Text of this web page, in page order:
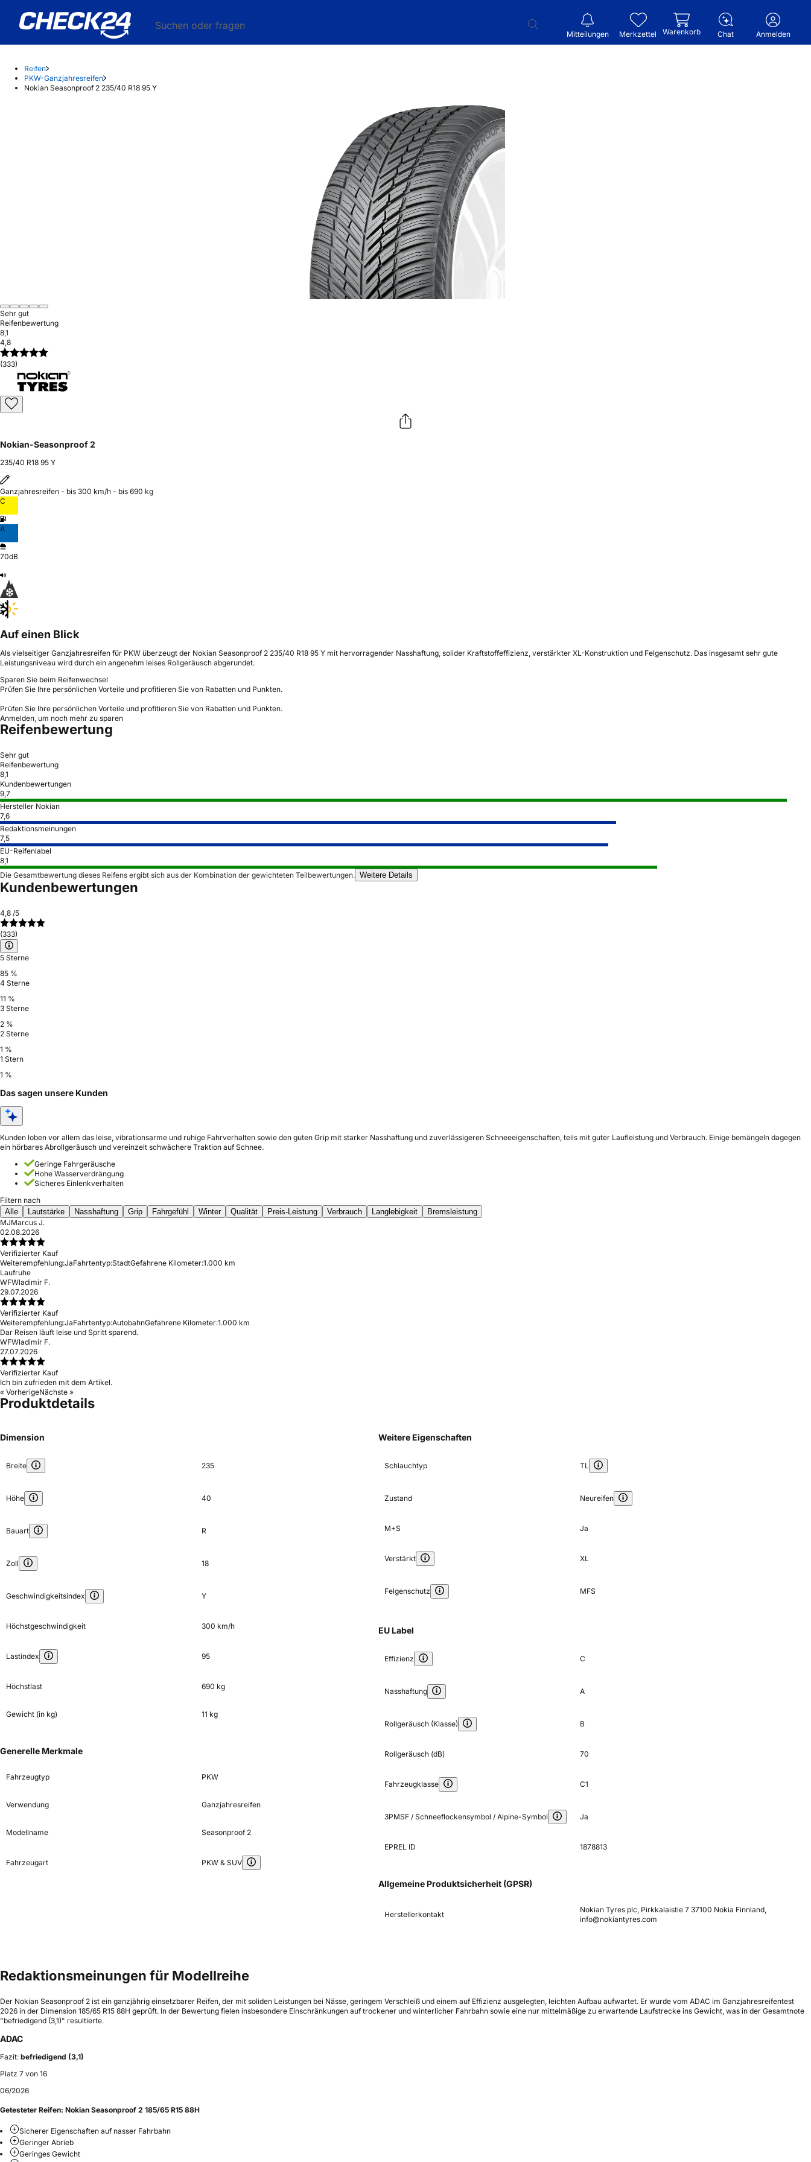
Suchen oder fragen
Mitteilungen Merkzettel Warenkorb Chat Anmelden
Reifen
PKW-Ganzjahresreifen
Nokian Seasonproof 2 235/40 R18 95 Y
Sehr gut
Reifenbewertung
8,1
4,8
(333)
Nokian-Seasonproof 2
235/40 R18 95 Y
Ganzjahresreifen - bis 300 km/h - bis 690 kg
C
A
70dB
Auf einen Blick
Als vielseitiger Ganzjahresreifen für PKW überzeugt der Nokian Seasonproof 2 235/40 R18 95 Y mit hervorragender Nasshaftung, solider Kraftstoffeffizienz, verstärkter XL-Konstruktion und Felgenschutz. Das insgesamt sehr gute
Leistungsniveau wird durch ein angenehm leises Rollgeräusch abgerundet.
Sparen Sie beim Reifenwechsel
Prüfen Sie Ihre persönlichen Vorteile und profitieren Sie von Rabatten und Punkten.
Prüfen Sie Ihre persönlichen Vorteile und profitieren Sie von Rabatten und Punkten.
Anmelden, um noch mehr zu sparen
Reifenbewertung
Sehr gut
Reifenbewertung
8,1
Kundenbewertungen
9,7
Hersteller Nokian
7,6
Redaktionsmeinungen
7,5
EU-Reifenlabel
8,1
Die Gesamtbewertung dieses Reifens ergibt sich aus der Kombination der gewichteten Teilbewertungen. Weitere Details
Kundenbewertungen
4,8 /5
(333)
5 Sterne
85 %
4 Sterne
11 %
3 Sterne
2 %
2 Sterne
1 %
1 Stern
1 %
Das sagen unsere Kunden
Kunden loben vor allem das leise, vibrationsarme und ruhige Fahrverhalten sowie den guten Grip mit starker Nasshaftung und zuverlässigeren Schneeeigenschaften, teils mit guter Laufleistung und Verbrauch. Einige bemängeln dagegen
ein hörbares Abrollgeräusch und vereinzelt schwächere Traktion auf Schnee.
Geringe Fahrgeräusche
Hohe Wasserverdrängung
Sicheres Einlenkverhalten
Filtern nach
Alle
Lautstärke Nasshaftung Grip Fahrgefühl Winter Qualität Preis-Leistung Verbrauch Langlebigkeit
Bremsleistung
MJMarcus J.
02.08.2026
Verifizierter Kauf
Weiterempfehlung:JaFahrtentyp:StadtGefahrene Kilometer:1.000 km
Laufruhe
WFWladimir F.
29.07.2026
Verifizierter Kauf
Weiterempfehlung:JaFahrtentyp:AutobahnGefahrene Kilometer:1.000 km
Dar Reisen läuft leise und Spritt sparend.
WFWladimir F.
27.07.2026
Verifizierter Kauf
Ich bin zufrieden mit dem Artikel.
« VorherigeNächste »
Produktdetails
Dimension
Breite 235
Höhe 40
Bauart R
Zoll 18
Geschwindigkeitsindex Y
Höchstgeschwindigkeit 300 km/h
Lastindex 95
Höchstlast 690 kg
Gewicht (in kg) 11 kg
Generelle Merkmale
Fahrzeugtyp PKW
Verwendung Ganzjahresreifen
Modellname Seasonproof 2
Fahrzeugart PKW & SUV
Weitere Eigenschaften
Schlauchtyp TL
Zustand Neureifen
M+S Ja
Verstärkt XL
Felgenschutz MFS
EU Label
Effizienz C
Nasshaftung A
Rollgeräusch (Klasse) B
Rollgeräusch (dB) 70
Fahrzeugklasse C1
3PMSF / Schneeflockensymbol / Alpine-Symbol Ja
EPREL ID 1878813
Allgemeine Produktsicherheit (GPSR)
Herstellerkontakt
Nokian Tyres plc, Pirkkalaistie 7 37100 Nokia Finnland,
info@nokiantyres.com
Redaktionsmeinungen für Modellreihe
Der Nokian Seasonproof 2 ist ein ganzjährig einsetzbarer Reifen, der mit soliden Leistungen bei Nässe, geringem Verschleiß und einem auf Effizienz ausgelegten, leichten Aufbau aufwartet. Er wurde vom ADAC im Ganzjahresreifentest
2026 in der Dimension 185/65 R15 88H geprüft. In der Bewertung fielen insbesondere Einschränkungen auf trockener und winterlicher Fahrbahn sowie eine nur mittelmäßige zu erwartende Laufstrecke ins Gewicht, was in der Gesamtnote
"befriedigend (3,1)" resultierte.
ADAC
Fazit: befriedigend (3,1)
Platz 7 von 16
06/2026
Getesteter Reifen: Nokian Seasonproof 2 185/65 R15 88H
Sicherer Eigenschaften auf nasser Fahrbahn
Geringer Abrieb
Geringes Gewicht